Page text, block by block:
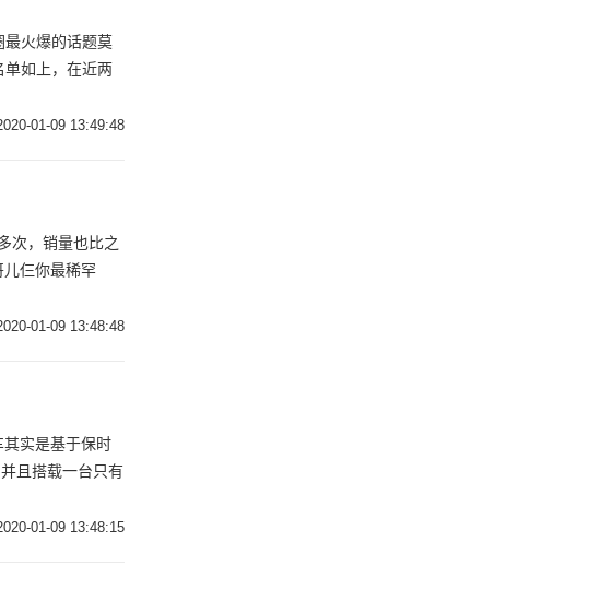
最火爆的话题莫
单如上，在近两
01-09 13:49:48
次，销量也比之
仨你最稀罕
01-09 13:48:48
实是基于保时
且搭载一台只有
01-09 13:48:15